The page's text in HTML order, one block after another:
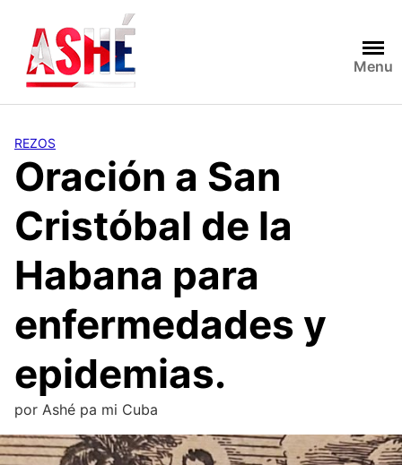
contenido
Menu
REZOS
Oración a San
Cristóbal de la
Habana para
enfermedades y
epidemias.
por Ashé pa mi Cuba